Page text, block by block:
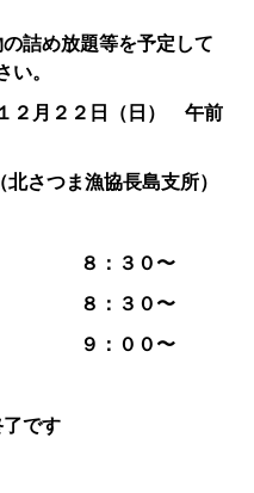
詰め放題等を予定して
い。
月２２日（日） 午前
ま漁協長島支所）
８：３０〜
：３０〜
：００〜
です